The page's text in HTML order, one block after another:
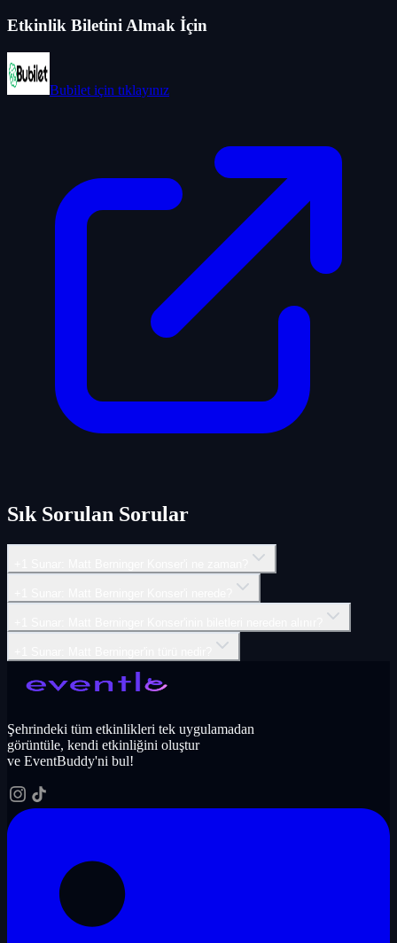
Etkinlik Biletini Almak İçin
Bubilet için tıklayınız
Sık Sorulan Sorular
Şehrindeki tüm etkinlikleri tek uygulamadan
görüntüle, kendi etkinliğini oluştur
ve EventBuddy'ni bul!